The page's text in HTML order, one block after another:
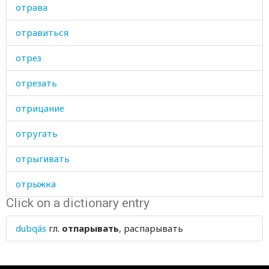
отрава
отравиться
отрез
отрезать
отрицание
отругать
отрыгивать
отрыжка
отряд
отскакивать
Click on a dictionary entry
dubqás гл. отпарывать, распарывать